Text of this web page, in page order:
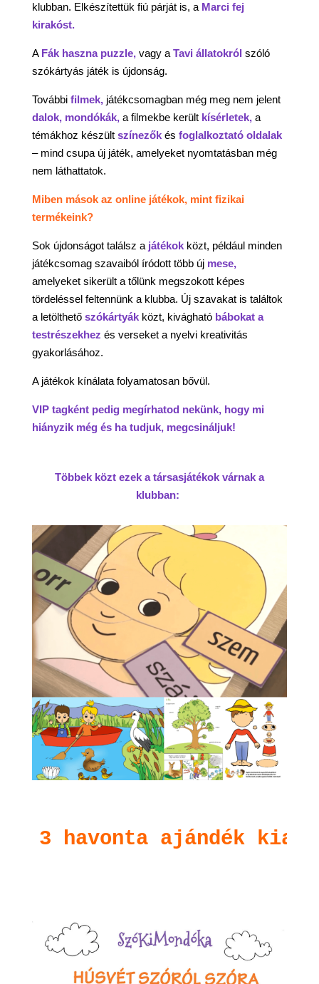
klubban. Elkészítettük fiú párját is, a Marci fej
kirakóst.
A Fák haszna puzzle,vagy a Tavi állatokról szóló
szókártyás játék is újdonság.
További filmek,játékcsomagban még meg nem jelent
dalok, mondókák, a filmekbe került kísérletek,a
témákhoz készültszínezőkés foglalkoztató oldalak
– mind csupa új játék, amelyeket nyomtatásban még
nem láthattatok.
Miben mások az online játékok, mint fizikai
termékeink?
Sok újdonságot találsz a játékokközt, például minden
játékcsomag szavaiból íródott több új mese,
amelyeket sikerült a tőlünk megszokott képes
tördeléssel feltennünk a klubba. Új szavakat is találtok
a letölthető szókártyákközt, kivágható bábokat a
testrészekhez és verseket a nyelvi kreativitás
gyakorlásához.
A játékok kínálata folyamatosan bővül.
VIP tagként pedig megírhatod nekünk, hogy mi
hiányzik még és ha tudjuk, megcsináljuk!
Többek közt ezek a társasjátékok várnak a
klubban:
3 havonta ajándék